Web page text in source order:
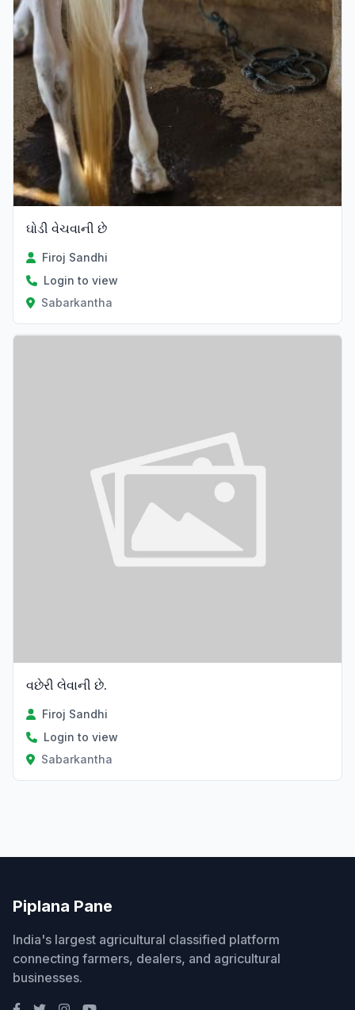
ઘોડી વેચવાની છે
Firoj Sandhi
Login to view
Sabarkantha
વછેરી લેવાની છે.
Firoj Sandhi
Login to view
Sabarkantha
Piplana Pane
India's largest agricultural classified platform
connecting farmers, dealers, and agricultural
businesses.